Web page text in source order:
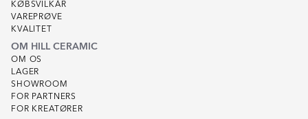
KØBSVILKÅR
VAREPRØVE
KVALITET
OM HILL CERAMIC
OM OS
LAGER
SHOWROOM
FOR PARTNERS
FOR KREATØRER